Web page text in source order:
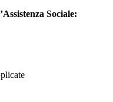
Sociale: